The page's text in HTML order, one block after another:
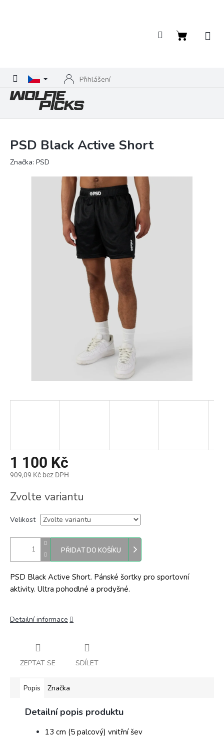
Přihlášení
Nákupní
PSD Black Active Short
Značka: PSD
1 100 Kč
909,09 Kč bez DPH
cena:
Zvolte variantu
Velikost
PŘIDAT DO KOŠÍKU
PSD Black Active Short. Pánské šortky pro sportovní
aktivity. Ultra pohodlné a prodyšné.
Detailní informace
ZEPTAT SE SDÍLET
Popis Značka
Detailní popis produktu
13 cm (5 palcový) vnitřní šev